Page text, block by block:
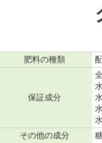
肥料の種類
保証成分
その他の成分